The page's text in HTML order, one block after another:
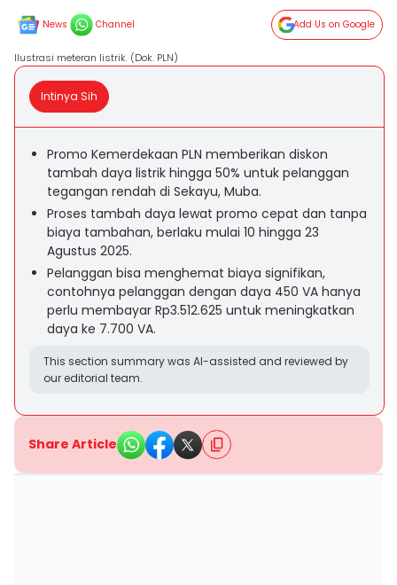
News Channel Add Us on Google
Ilustrasi meteran listrik. (Dok. PLN)
Intinya Sih
Promo Kemerdekaan PLN memberikan diskon
tambah daya listrik hingga 50% untuk pelanggan
tegangan rendah di Sekayu, Muba.
Proses tambah daya lewat promo cepat dan tanpa
biaya tambahan, berlaku mulai 10 hingga 23
Agustus 2025.
Pelanggan bisa menghemat biaya signifikan,
contohnya pelanggan dengan daya 450 VA hanya
perlu membayar Rp3.512.625 untuk meningkatkan
daya ke 7.700 VA.
This section summary was AI-assisted and reviewed by
our editorial team.
Share Article